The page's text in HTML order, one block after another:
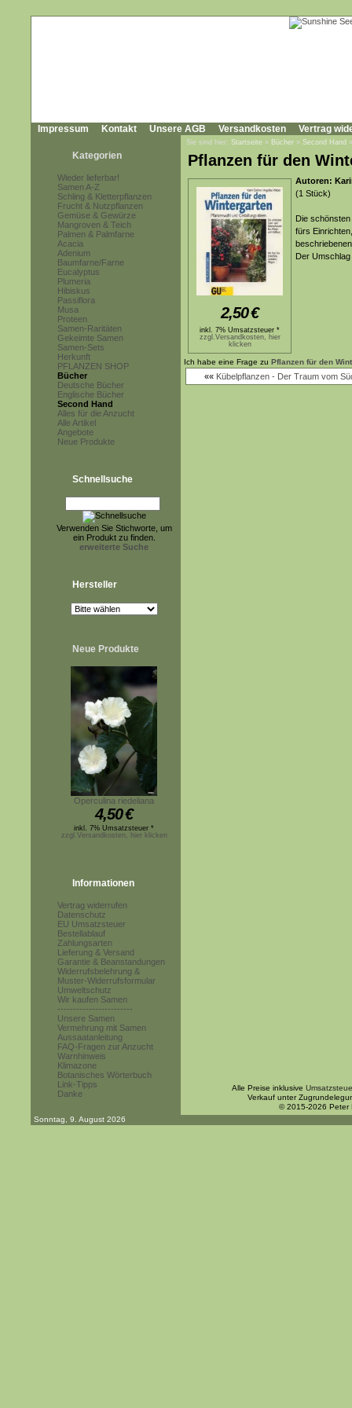
Impressum Kontakt Unsere AGB Versandkosten Vertrag
Kategorien
Wieder lieferbar!
Samen A-Z
Schling & Kletterpflanzen
Frucht & Nutzpflanzen
Gemüse & Gewürze
Mangroven & Teich
Palmen & Palmfarne
Acacia
Adenium
Baumfarne/Farne
Eucalyptus
Plumeria
Hibiskus
Passiflora
Musa
Proteen
Samen-Raritäten
Gekeimte Samen
Samen-Sets
Herkunft
PFLANZEN SHOP
Bücher
Deutsche Bücher
Englische Bücher
Second Hand
Alles für die Anzucht
Alle Artikel
Angebote
Neue Produkte
Schnellsuche
Verwenden Sie Stichworte, um
ein Produkt zu finden.
erweiterte Suche
Hersteller
Neue Produkte
Operculina riedeliana
4,50€
inkl. 7% Umsatzsteuer *
zzgl.Versandkosten, hier klicken
Informationen
Vertrag widerrufen
Datenschutz
EU Umsatzsteuer
Bestellablauf
Zahlungsarten
Lieferung & Versand
Garantie & Beanstandungen
Widerrufsbelehrung &
Muster-Widerrufsformular
Umweltschutz
Wir kaufen Samen
------------------------
Unsere Samen
Vermehrung mit Samen
Aussaatanleitung
FAQ-Fragen zur Anzucht
Warnhinweis
Klimazone
Botanisches Wörterbuch
Link-Tipps
Danke
Sie sind hier: Startseite » Bücher » Second Hand
Pflanzen für den
2,50€
inkl. 7% Umsatzsteuer *
zzgl.Versandkosten, hier
klicken
Autoren:
(1 Stück)
Die
fürs
Der
Ich habe eine Frage zu Pflanzen für den
«« Kübelpflanzen - Der Traum vom
Alle Preise inklusive
Verkauf unter
© 2015-2026 Peter
Sonntag, 9. August 2026